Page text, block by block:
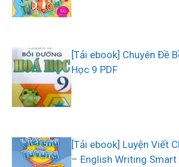
[Tải ebook] Chuyên Đề
Học 9 PDF
[Tải ebook] Luyện Viết
– English Writing